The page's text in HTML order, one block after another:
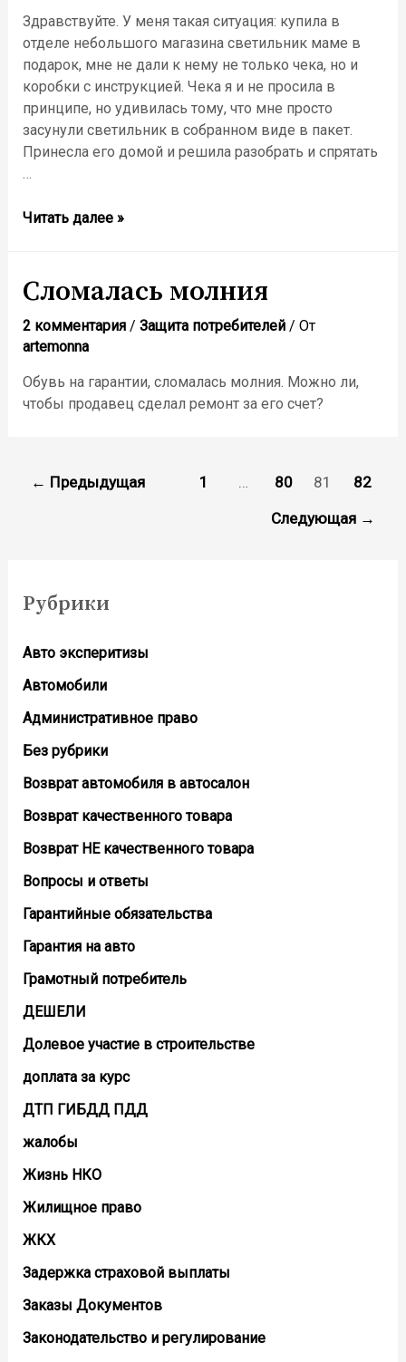
Здравствуйте. У меня такая ситуация: купила в
отделе небольшого магазина светильник маме в
подарок, мне не дали к нему не только чека, но и
коробки с инструкцией. Чека я и не просила в
принципе, но удивилась тому, что мне просто
засунули светильник в собранном виде в пакет.
Принесла его домой и решила разобрать и спрятать
Можно
качественный
товар
на
анологичный
чека?
(Не
собрать)
Читать далее »
Сломалась молния
2 комментария / Защита потребителей/ От
artemonna
Обувь на гарантии, сломалась молния. Можно ли,
чтобы продавец сделал ремонт за его счет?
Пагинация
← Предыдущая 1 … 80 81
82
Следующая →
Рубрики
Авто эксперитизы
Автомобили
Административное право
Без рубрики
Возврат автомобиля в автосалон
Возврат кaчественного товара
Возврат НЕ качественного товара
Вопросы и ответы
Гарантийные обязательства
Гарантия на авто
Грамотный потребитель
ДЕШЕЛИ
Долевое участие в строительстве
доплата за курс
ДТП ГИБДД ПДД
жалобы
Жизнь НКО
Жилищное право
ЖКХ
Задержка страховой выплаты
Заказы Документов
Законодательство и регулирование